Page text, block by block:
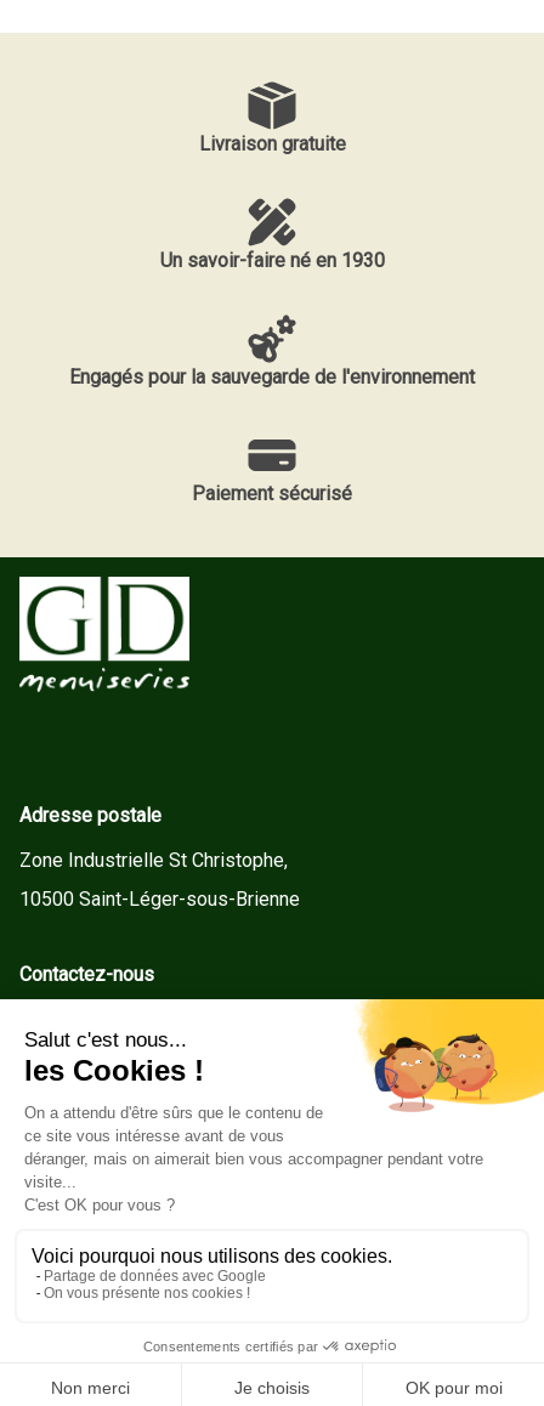
Livraison gratuite
Un savoir-faire né en 1930
Engagés pour la sauvegarde de l'environnement
Paiement sécurisé
Adresse postale
Zone Industrielle St Christophe,
10500 Saint-Léger-sous-Brienne
Contactez-nous
Tel : +33(0)3 25 92 78 60
Service client
Conditions Générales de Vente
Mentions légales
Politique de cookies
Copyright ©2026GD Menuiseries. Tous droits réservés.